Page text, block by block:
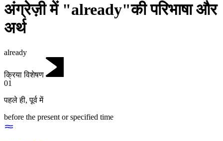
अंग्रेज़ी में "already"की परिभाषा और
अर्थ
already
क्रिया विशेषण
01
पहले ही,पूर्व में
before the present or specified time